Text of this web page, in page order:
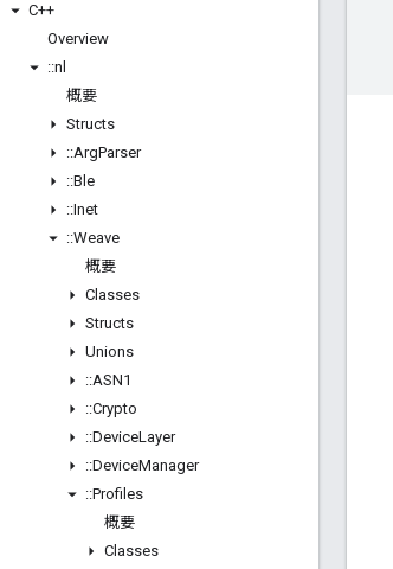
C++
Overview
::nl
概要
Structs
::ArgParser
::Ble
::Inet
::Weave
概要
Classes
Structs
Unions
::ASN1
::Crypto
::DeviceLayer
::DeviceManager
::Profiles
概要
Classes